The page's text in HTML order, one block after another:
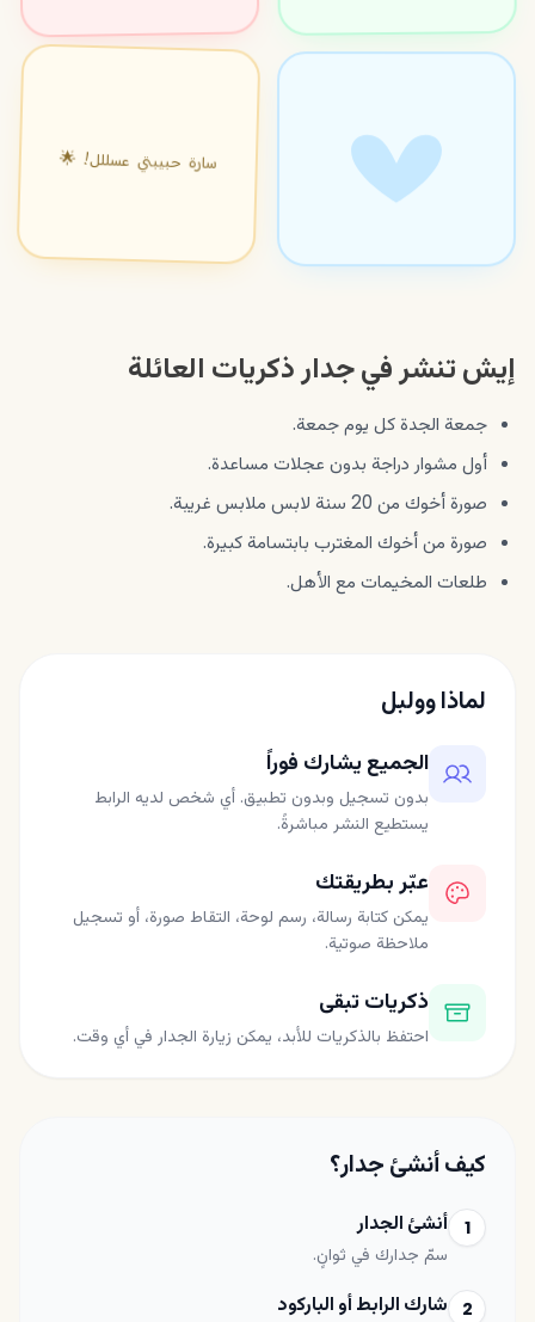
سارة حبيبتي عسللل! 🌟
إيش تنشر في جدار ذكريات العائلة
جمعة الجدة كل يوم جمعة.
أول مشوار دراجة بدون عجلات مساعدة.
صورة أخوك من 20 سنة لابس ملابس غريبة.
صورة من أخوك المغترب بابتسامة كبيرة.
طلعات المخيمات مع الأهل.
لماذا وولبل
الجميع يشارك فوراً
بدون تسجيل وبدون تطبيق. أي شخص لديه الرابط
يستطيع النشر مباشرةً.
عبّر بطريقتك
يمكن كتابة رسالة، رسم لوحة، التقاط صورة، أو تسجيل
ملاحظة صوتية.
ذكريات تبقى
احتفظ بالذكريات للأبد، يمكن زيارة الجدار في أي وقت.
كيف أنشئ جدار؟
1 أنشئ الجدار
سمّ جدارك في ثوانٍ.
2 شارك الرابط أو الباركود